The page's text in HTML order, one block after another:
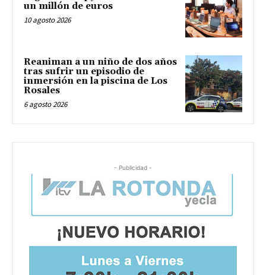
un millón de euros
10 agosto 2026
Reaniman a un niño de dos años
tras sufrir un episodio de
inmersión en la piscina de Los
Rosales
6 agosto 2026
- Publicidad -